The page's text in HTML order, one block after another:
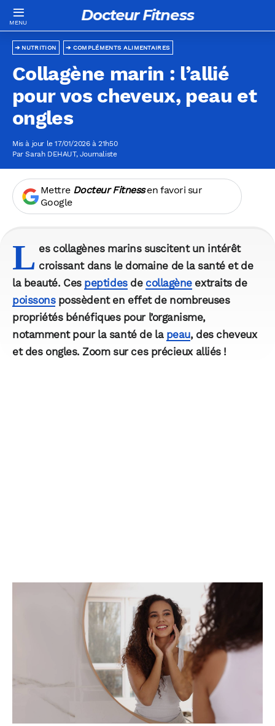
Docteur Fitness
COMPLÉMENTS ALIMENTAIRES
NUTRITION
Collagène marin : l’allié
pour vos cheveux, peau et
ongles
Mis à jour le 17/01/2026 à 21h50
ParSarah DEHAUT, Journaliste
Mettre Docteur Fitnessen favori sur
Google
L es collagènes marins suscitent un intérêt
croissant dans le domaine de la santé et de
la beauté. Ces peptidesde collagèneextraits de
poissonspossèdent en effet de nombreuses
propriétés bénéfiques pour l’organisme,
notamment pour la santé de la peau, des cheveux
et des ongles. Zoom sur ces précieux alliés !